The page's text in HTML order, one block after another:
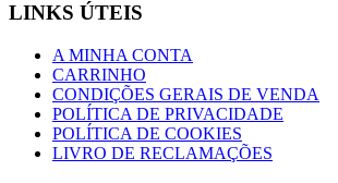
LINKS ÚTEIS
A MINHA CONTA
CARRINHO
CONDIÇÕES GERAIS DE VENDA
POLÍTICA DE PRIVACIDADE
POLÍTICA DE COOKIES
LIVRO DE RECLAMAÇÕES